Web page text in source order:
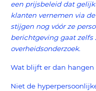
een prijsbeleid dat
klanten vernemen via
stijgen nog vóór ze
berichtgeving gaat zelfs
overheidsonderzoek.
Wat blijft er dan hangen
Niet de